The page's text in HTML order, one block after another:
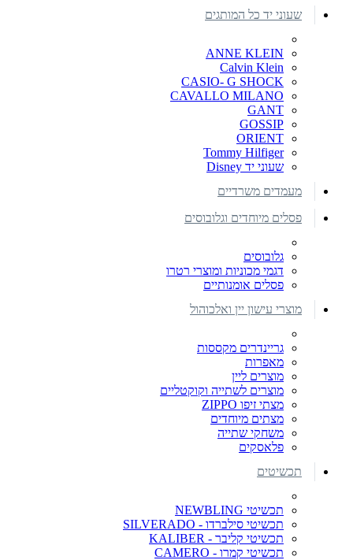
שעוני יד כל המותגים
ANNE KLEIN
Calvin Klein
CASIO- G SHOCK
CAVALLO MILANO
GANT
GOSSIP
ORIENT
Tommy Hilfiger
שעוני יד Disney
מעמדים משרדיים
פסלים מיוחדים וגלובוסים
גלובוסים
דגמי מכוניות ומוצרי רטרו
פסלים אומנותיים
מוצרי עישון יין ואלכוהול
גריינדרים מקססות
מאפרות
מוצרים ליין
מוצרים לשתייה וקוקטליים
מצתי זיפו ZIPPO
מצתים מיוחדים
משחקי שתייה
פלאסקים
תכשיטים
תכשיטי NEWBLING
תכשיטי סילברדו - SILVERADO
תכשיטי קליבר - KALIBER
תכשיטי קמרו - CAMERO